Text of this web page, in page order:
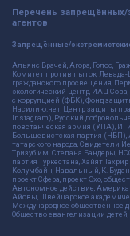
Перечень запрещённых/
агентов
Запрещённые/
Альянс Врачей, Агора, Голос,
Комитет против пыток,
гражданского просвещения,
экологический центр, ИАЦ
с коррупцией (ФБК), Фонд
Насилию.нет, Центр защиты
Instagram), Русский
повстанческая армия (УПА),
Большевистская партия
татарского народа, Свидетели
Тризуб им. Степана Бандеры,
партия Туркестана, Хайят
Колумбайн, Навальный, К.
проект Сфера, проект Эхо,
Автономное действие,
Айовы, Швейцарское
Международное общественное
Общество евангелизации